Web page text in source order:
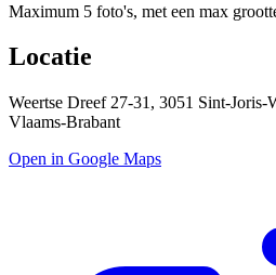
Maximum 5 foto's, met een max
Locatie
Weertse Dreef 27-31, 3051 Sint-Joris-
Vlaams-Brabant
Open in Google Maps